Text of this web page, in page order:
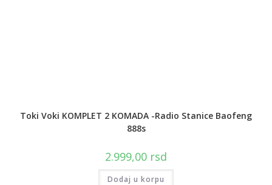
Toki Voki KOMPLET 2 KOMADA -Radio Stanice Baofeng
888s
2.999,00 rsd
Dodaj u korpu